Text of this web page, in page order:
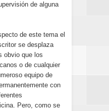
de alguna
de este tema el
se desplaza
obvio que los
o de cualquier
equipo de
con
Pero, como se